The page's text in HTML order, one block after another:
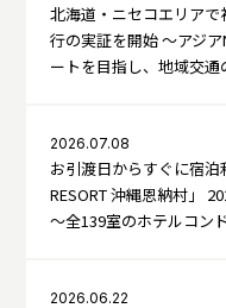
北海道・ニセコエリアで
行の実証を開始 ～アジ
ートを目指し、地域交
2026.07.08
お引渡日からすぐに宿泊
RESORT 沖縄恩納村」
～全139室のホテルコン
2026.06.22